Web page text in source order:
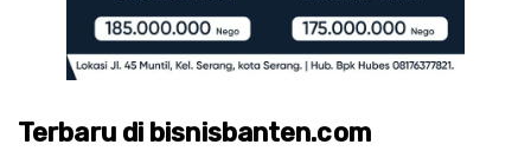
Terbaru di bisnisbanten.com